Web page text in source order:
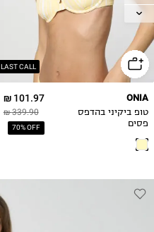
LAST CALL
L
XL
101.97 ₪
339.90 ₪
70% OFF
ONIA
טופ ביקיני בהדפס
פסים